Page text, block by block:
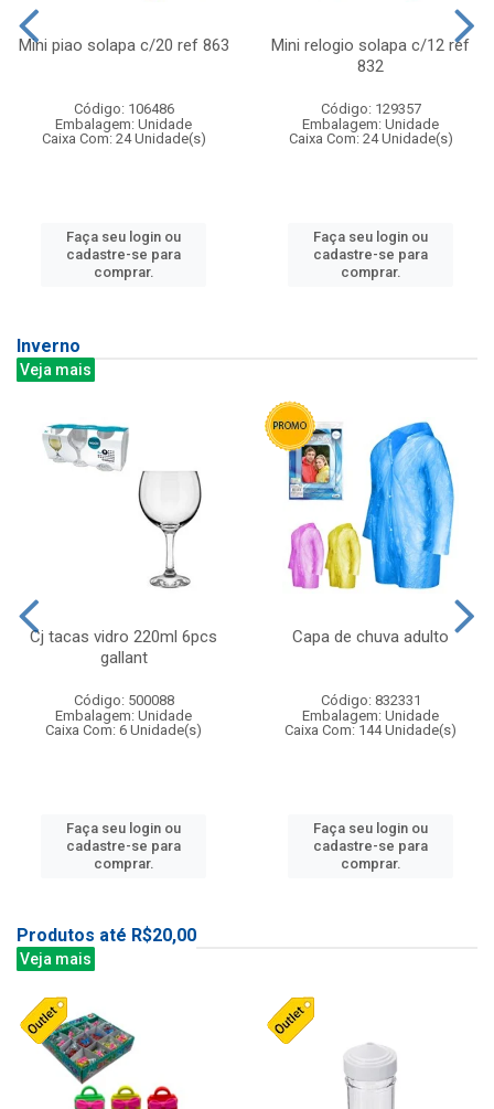
Mini piao solapa c/20 ref 863
Código: 106486
Embalagem: Unidade
Caixa Com: 24 Unidade(s)
Faça seu login ou
cadastre-se para
comprar.
Mini relogio solapa c/12 ref
832
Código: 129357
Embalagem: Unidade
Caixa Com: 24 Unidade(s)
Faça seu login ou
cadastre-se para
comprar.
Inverno
Veja mais
Cj tacas vidro 220ml 6pcs
gallant
Código: 500088
Embalagem: Unidade
Caixa Com: 6 Unidade(s)
Faça seu login ou
cadastre-se para
comprar.
Capa de chuva adulto
Código: 832331
Embalagem: Unidade
Caixa Com: 144 Unidade(s)
Faça seu login ou
cadastre-se para
comprar.
Produtos até R$20,00
Veja mais